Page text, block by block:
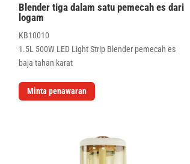
Blender tiga dalam satu pemecah es dari
logam
KB10010
1.5L 500W LED Light Strip Blender pemecah es
baja tahan karat
Minta penawaran